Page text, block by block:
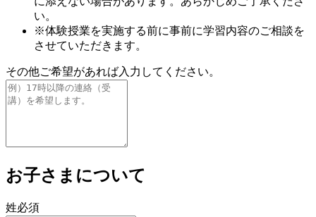
い。
※体験授業を実施する前に事前に学習内容のご相談を
させていただきます。
その他ご希望があれば入力してください。
お子さまについて
姓必須